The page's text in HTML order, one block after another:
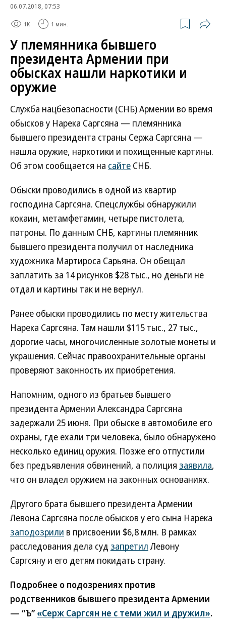
06.07.2018, 07:53
1K 1 мин.
У племянника бывшего
президента Армении при
обысках нашли наркотики и
оружие
Служба нацбезопасности (СНБ) Армении во время
обысков у Нарека Саргсяна — племянника
бывшего президента страны Сержа Саргсяна —
нашла оружие, наркотики и похищенные картины.
Об этом сообщается на сайте СНБ.
Обыски проводились в одной из квартир
господина Саргсяна. Спецслужбы обнаружили
кокаин, метамфетамин, четыре пистолета,
патроны. По данным СНБ, картины племянник
бывшего президента получил от наследника
художника Мартироса Сарьяна. Он обещал
заплатить за 14 рисунков $28 тыс., но деньги не
отдал и картины так и не вернул.
Ранее обыски проводились по месту жительства
Нарека Саргсяна. Там нашли $115 тыс., 27 тыс.,
дорогие часы, многочисленные золотые монеты и
украшения. Сейчас правоохранительные органы
проверяют законность их приобретения.
Напомним, одного из братьев бывшего
президента Армении Александра Саргсяна
задержали 25 июня. При обыске в автомобиле его
охраны, где ехали три человека, было обнаружено
несколько единиц оружия. Позже его отпустили
без предъявления обвинений, а полиция заявила,
что он владел оружием на законных основаниях.
Другого брата бывшего президента Армении
Левона Саргсяна после обысков у его сына Нарека
заподозрили в присвоении $6,8 млн. В рамках
расследования дела суд запретилЛевону
Саргсяну и его детям покидать страну.
Подробнее о подозрениях против
родственников бывшего президента Армении
— “Ъ” «Серж Саргсян не с теми жил и дружил».